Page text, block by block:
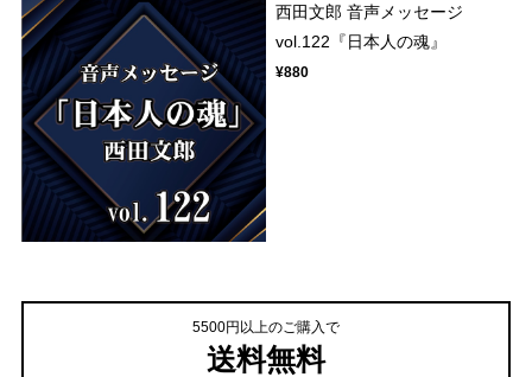
西田文郎 音声メッセージ
vol.122『日本人の魂』
¥880
5500円以上のご購入で
送料無料